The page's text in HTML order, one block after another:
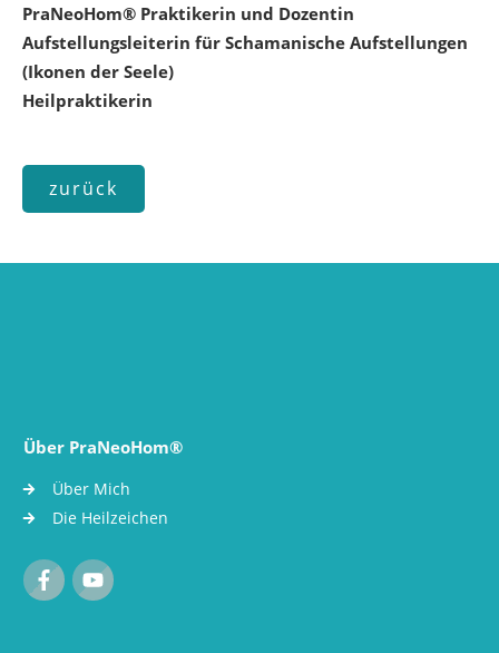
PraNeoHom® Praktikerin und Dozentin
Aufstellungsleiterin für Schamanische Aufstellungen
(Ikonen der Seele)
Heilpraktikerin
zurück
Über PraNeoHom®
Über Mich
Die Heilzeichen